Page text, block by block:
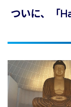
ついに、「